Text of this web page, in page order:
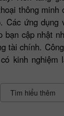
thông minh
Các ứng dụng
bạn cập nhật
tài chính.
kinh nghiệm
Tìm hiểu thêm